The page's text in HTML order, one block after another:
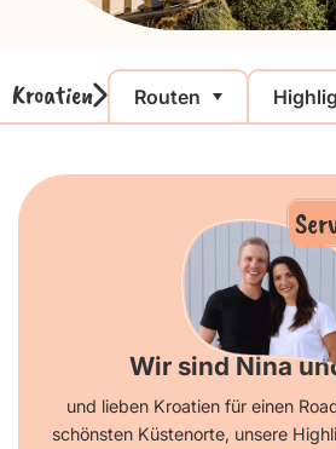
Kroatien Routen
Wir sind Nina
und lieben Kroatien für einen
schönsten Küstenorte, unsere